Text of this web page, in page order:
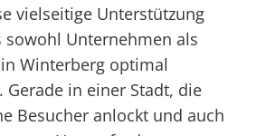
vielseitige Unterstützung
sowohl Unternehmen als
Winterberg optimal
Gerade in einer Stadt, die
Besucher anlockt und auch